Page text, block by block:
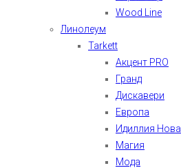
Wood Line
Линолеум
Tarkett
Акцент PRO
Гранд
Дискавери
Европа
Идиллия Нова
Магия
Мода